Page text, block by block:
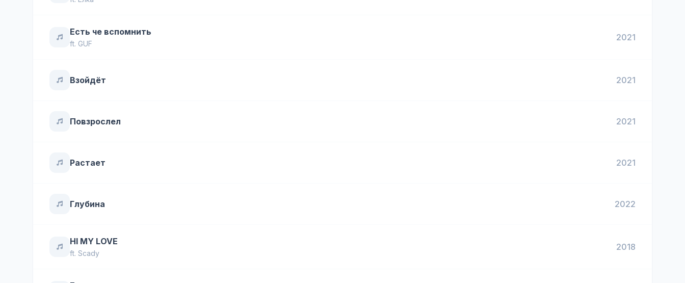
Есть че вспомнить
ft. GUF
2021
Взойдёт 2021
Повзрослел 2021
Растает 2021
Глубина 2022
HI MY LOVE
ft. Scady
2018